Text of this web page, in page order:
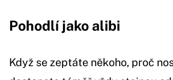
Pohodlí jako alibi
Když se zeptáte někoho, proč